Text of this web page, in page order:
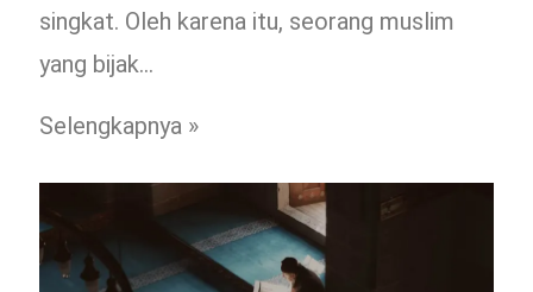
singkat. Oleh karena itu, seorang muslim
yang bijak…
Selengkapnya »